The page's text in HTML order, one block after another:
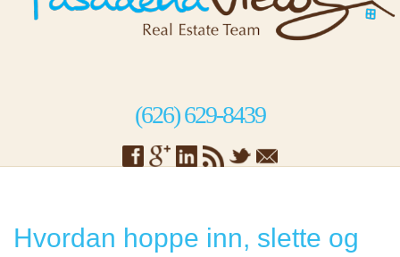
(626) 629-8439
Hvordan hoppe inn, slette og